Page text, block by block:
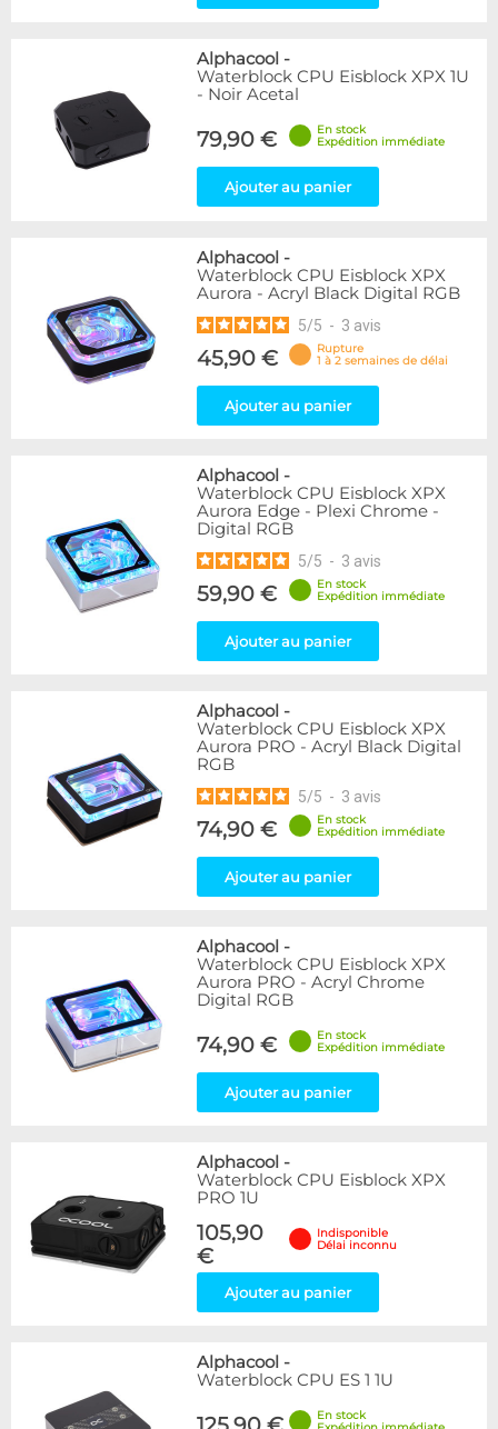
Alphacool -
Waterblock CPU Eisblock XPX 1U
- Noir Acetal
79,90 €
En stock
Expédition immédiate
Ajouter au panier
Alphacool -
Waterblock CPU Eisblock XPX
Aurora - Acryl Black Digital RGB
5/5 - 3 avis
45,90 €
Rupture
1 à 2 semaines de délai
Ajouter au panier
Alphacool -
Waterblock CPU Eisblock XPX
Aurora Edge - Plexi Chrome -
Digital RGB
5/5 - 3 avis
59,90 €
En stock
Expédition immédiate
Ajouter au panier
Alphacool -
Waterblock CPU Eisblock XPX
Aurora PRO - Acryl Black Digital
RGB
5/5 - 3 avis
74,90 €
En stock
Expédition immédiate
Ajouter au panier
Alphacool -
Waterblock CPU Eisblock XPX
Aurora PRO - Acryl Chrome
Digital RGB
74,90 €
En stock
Expédition immédiate
Ajouter au panier
Alphacool -
Waterblock CPU Eisblock XPX
PRO 1U
105,90
€
Indisponible
Délai inconnu
Ajouter au panier
Alphacool -
Waterblock CPU ES 1 1U
En stock